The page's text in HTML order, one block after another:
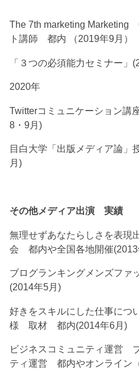
The 7th marketing
ト講師 都内 （2019年9月）
「３つの必須能力セミナー」
2020年
Twitterコミュニケーション
8・9月)
目白大学「出版メディア論
月)
その他メディア出演 実績
無理せずあなたらしさを表現
会 都内や全国各地開催(2013
ブログランキングメンズフ
(2014年5月)
好きをスキルにした仕事に
様 取材 都内(2014年6月)
ビジネスコミュニティ運営
ティ運営 都内やオンライン